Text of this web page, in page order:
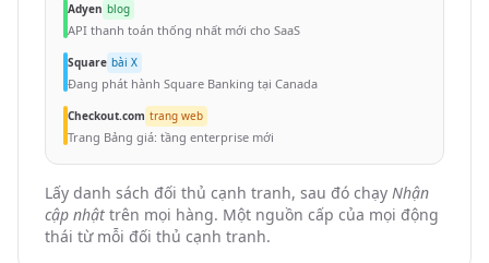
Adyen blog
API thanh toán thống nhất mới cho SaaS
Square bài X
Đang phát hành Square Banking tại Canada
Checkout.com trang web
Trang Bảng giá: tầng enterprise mới
Lấy danh sách đối thủ cạnh tranh, sau đó chạy Nhận
cập nhật trên mọi hàng. Một nguồn cấp của mọi động
thái từ mỗi đối thủ cạnh tranh.